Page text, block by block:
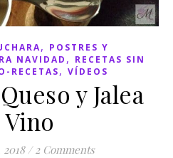
, POSTRES Y
NAVIDAD , RECETAS SIN
RECETAS, VÍDEOS
y Jalea
/ 2 Comments